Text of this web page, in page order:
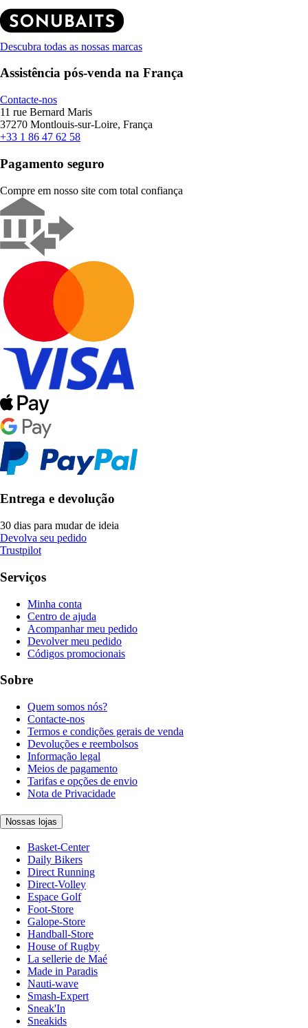
Descubra todas as nossas marcas
Assistência pós-venda na França
Contacte-nos
11 rue Bernard Maris
37270 Montlouis-sur-Loire, França
+33 1 86 47 62 58
Pagamento seguro
Compre em nosso site com total confiança
Entrega e devolução
30 dias para mudar de ideia
Devolva seu pedido
Trustpilot
Serviços
Minha conta
Centro de ajuda
Acompanhar meu pedido
Devolver meu pedido
Códigos promocionais
Sobre
Quem somos nós?
Contacte-nos
Termos e condições gerais de venda
Devoluções e reembolsos
Informação legal
Meios de pagamento
Tarifas e opções de envio
Nota de Privacidade
Nossas lojas
Basket-Center
Daily Bikers
Direct Running
Direct-Volley
Espace Golf
Foot-Store
Galope-Store
Handball-Store
House of Rugby
La sellerie de Maé
Made in Paradis
Nauti-wave
Smash-Expert
Sneak'In
Sneakids